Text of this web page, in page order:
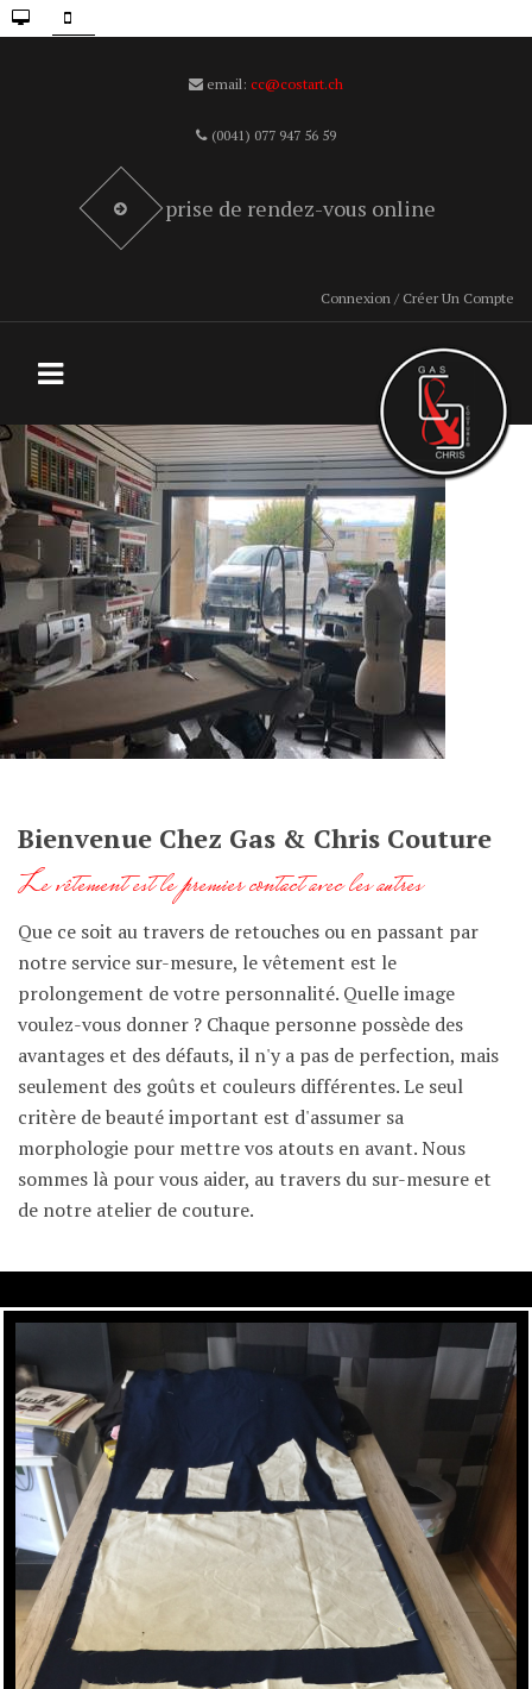
email:cc@costart.ch
(0041) 077 947 56 59
prise de rendez-vous online
Connexion / Créer Un Compte
Bienvenue Chez Gas & Chris Couture
Le vêtement est le premier contact avec les autres
Que ce soit au travers de retouches ou en passant par
notre service sur-mesure, le vêtement est le
prolongement de votre personnalité. Quelle image
voulez-vous donner ? Chaque personne possède des
avantages et des défauts, il n'y a pas de perfection, mais
seulement des goûts et couleurs différentes. Le seul
critère de beauté important est d'assumer sa
morphologie pour mettre vos atouts en avant. Nous
sommes là pour vous aider, au travers du sur-mesure et
de notre atelier de couture.